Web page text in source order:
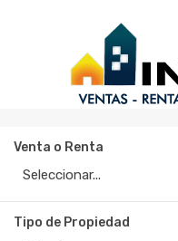
Venta o Renta
Seleccionar...
Tipo de Propiedad